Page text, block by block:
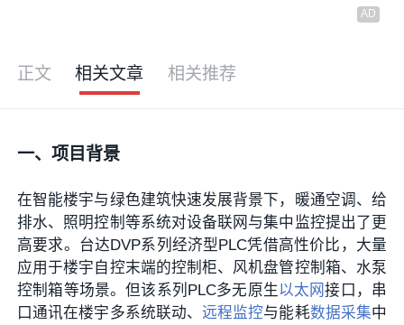
正文 相关文章 相关推荐
一、项目背景
在智能楼宇与绿色建筑快速发展背景下，暖通空调、给
排水、照明控制等系统对设备联网与集中监控提出了更
高要求。台达DVP系列经济型PLC凭借高性价比，大量
应用于楼宇自控末端的控制柜、风机盘管控制箱、水泵
控制箱等场景。但该系列PLC多无原生以太网接口，串
口通讯在楼宇多系统联动、远程监控与能耗数据采集中